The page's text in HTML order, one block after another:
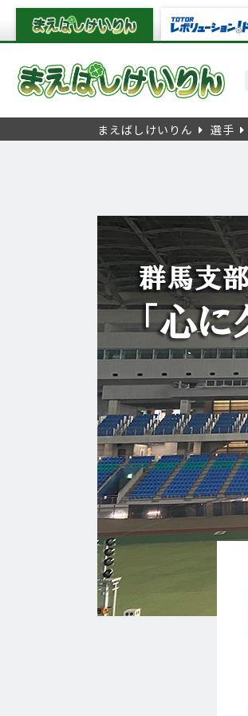
まえばしけいりん 選手